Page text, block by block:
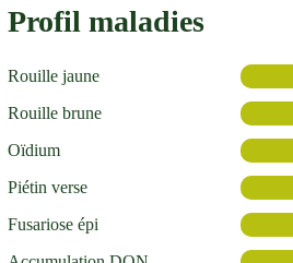
Profil maladies
Rouille jaune
Rouille brune
Oïdium
Piétin verse
Fusariose épi